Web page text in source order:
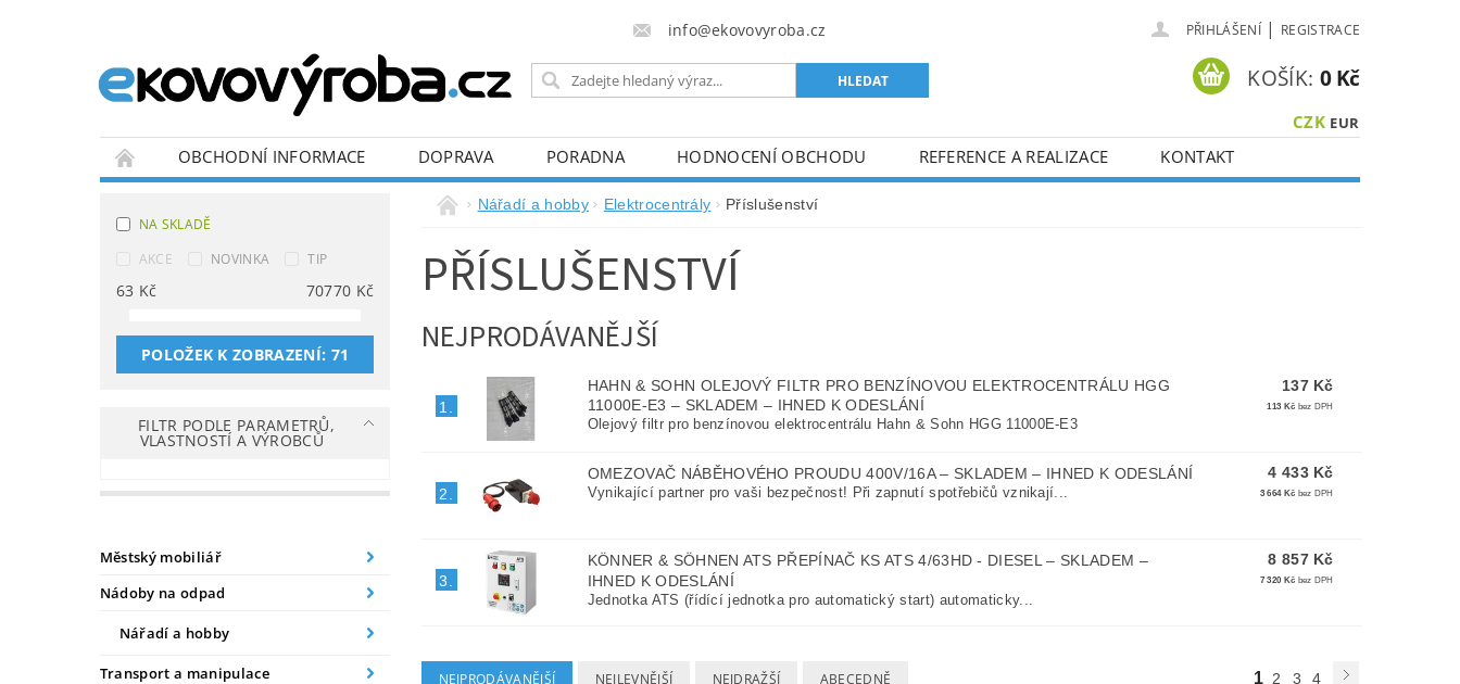
info@ekovovyroba.cz PŘIHLÁŠENÍ | REGISTRACE
CZK EUR
KOŠÍK: 0 Kč
OBCHODNÍ INFORMACE DOPRAVA PORADNA HODNOCENÍ OBCHODU REFERENCE A REALIZACE
KONTAKT
NA SKLADĚ
AKCE
NOVINKA TIP
63 Kč 70770 Kč
POLOŽEK K ZOBRAZENÍ: 71
FILTR PODLE PARAMETRŮ,
VLASTNOSTÍ A VÝROBCŮ
Městský mobiliář
Nádoby na odpad
Nářadí a hobby
Transport a manipulace
Nářadí a hobby Elektrocentrály Příslušenství
PŘÍSLUŠENSTVÍ
NEJPRODÁVANĚJŠÍ
1.
HAHN & SOHN OLEJOVÝ FILTR PRO BENZÍNOVOU ELEKTROCENTRÁLU HGG
11000E-E3 – SKLADEM – IHNED K ODESLÁNÍ
Olejový filtr pro benzínovou elektrocentrálu Hahn & Sohn HGG 11000E-E3
137 Kč
113 Kč bez DPH
2.
OMEZOVAČ NÁBĚHOVÉHO PROUDU 400V/16A– SKLADEM – IHNED K ODESLÁNÍ
Vynikající partner pro vaši bezpečnost! Při zapnutí spotřebičů vznikají...
4 433 Kč
3 664 Kč bez DPH
3.
KÖNNER & SÖHNEN ATS PŘEPÍNAČ KS ATS 4/63HD - DIESEL– SKLADEM –
IHNED K ODESLÁNÍ
Jednotka ATS (řídící jednotka pro automatický start) automaticky...
8 857 Kč
7 320 Kč bez DPH
NEJPRODÁVANĚJŠÍ NEJLEVNĚJŠÍ NEJDRAŽŠÍ ABECEDNĚ 1 2 3 4